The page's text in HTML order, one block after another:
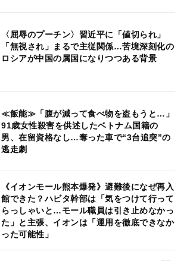
〈屈辱のプーチン〉習近平に「値切られ」
「無視され」まるで主従関係…苦境深刻化の
ロシアが中国の属国になりつつある背景
≪飯能≫「腹が減って食べ物を盗もうと…」
91歳女性殺害を供述したベトナム国籍の
男、在留資格なし…奪った車で“3台追突”の
逃走劇
《イオンモール熊本爆発》避難後になぜ再入
館できた？ハビタ幹部は「気をつけて行って
らっしゃいと…モール職員は引き止めなかっ
た」と主張、イオンは「運用を徹底できなか
った可能性」